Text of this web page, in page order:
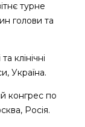
турне
голови та
та клінічні
, Україна.
конгрес по
Росія.